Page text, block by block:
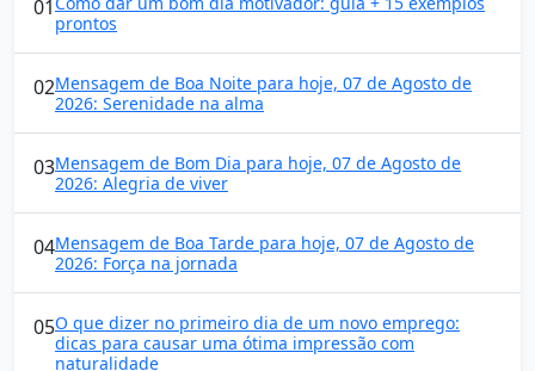
01
prontos
02Mensagem de Boa Noite para hoje, 07 de Agosto de
2026: Serenidade na alma
03Mensagem de Bom Dia para hoje, 07 de Agosto de
2026: Alegria de viver
04Mensagem de Boa Tarde para hoje, 07 de Agosto de
2026: Força na jornada
05O que dizer no primeiro dia de um novo emprego:
dicas para causar uma ótima impressão com
naturalidade